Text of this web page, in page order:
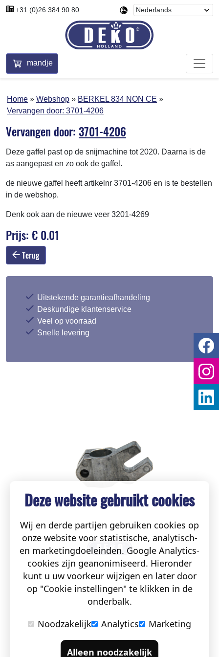
+31 (0)26 384 90 80
mandje
Home Webshop
BERKEL 834 NON CE
Vervangen door: 3701-4206
Vervangen door: 3701-4206
Deze gaffel past op de snijmachine tot 2020. Daarna is de
as aangepast en zo ook de gaffel.
de nieuwe gaffel heeft artikelnr 3701-4206 en is te bestellen
in de webshop.
Denk ook aan de nieuwe veer 3201-4269
Prijs: € 0.01
Terug
Uitstekende garantieafhandeling
Deskundige klantenservice
Veel op voorraad
Snelle levering
Deze website gebruikt cookies
Wij en derde partijen gebruiken cookies op
onze website voor statistische, analytisch-
en marketingdoeleinden. Google Analytics-
cookies zijn geanonimiseerd. Hieronder
kunt u uw voorkeur wijzigen en later door
op "Cookie instellingen" te klikken in de
onderbalk.
Noodzakelijk
Analytics Marketing
Alleen noodzakelijk